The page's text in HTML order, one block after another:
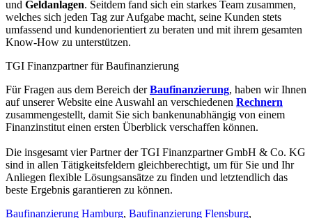
und Geldanlagen. Seitdem fand sich ein starkes Team zusammen,
welches sich jeden Tag zur Aufgabe macht, seine Kunden stets
umfassend und kundenorientiert zu beraten und mit ihrem gesamten
Know-How zu unterstützen.
TGI Finanzpartner für Baufinanzierung
Für Fragen aus dem Bereich derBaufinanzierung, haben wir Ihnen
auf unserer Website eine Auswahl an verschiedenen Rechnern
zusammengestellt, damit Sie sich bankenunabhängig von einem
Finanzinstitut einen ersten Überblick verschaffen können.
Die insgesamt vier Partner der TGI Finanzpartner GmbH & Co. KG
sind in allen Tätigkeitsfeldern gleichberechtigt, um für Sie und Ihr
Anliegen flexible Lösungsansätze zu finden und letztendlich das
beste Ergebnis garantieren zu können.
Baufinanzierung Hamburg, Baufinanzierung Flensburg,